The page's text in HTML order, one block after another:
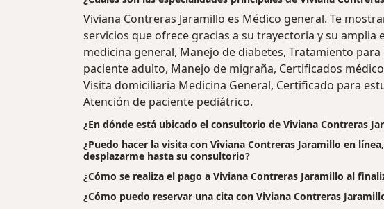
Viviana Contreras Jaramillo es Médico general. Te
servicios que ofrece gracias a su trayectoria y su amplia
medicina general, Manejo de diabetes, Tratamiento
paciente adulto, Manejo de migraña, Certificados
Visita domiciliaria Medicina General, Certificado para
Atención de paciente pediátrico.
¿En dónde está ubicado el consultorio de Viviana Contreras
¿Puedo hacer la visita con Viviana Contreras Jaramillo en
desplazarme hasta su consultorio?
¿Cómo se realiza el pago a Viviana Contreras Jaramillo al
¿Cómo puedo reservar una cita con Viviana Contreras